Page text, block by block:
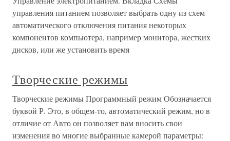
управления питанием позволяет выбрать одну из схем
автоматического отключения питания некоторых
компонентов компьютера, например монитора, жестких
дисков, или же установить время
Творческие режимы
Творческие режимы Программный режим Обозначается
буквой Р. Это, в общем-то, автоматический режим, но в
отличие от Авто он позволяет вам вносить свои
изменения во многие выбранные камерой параметры: